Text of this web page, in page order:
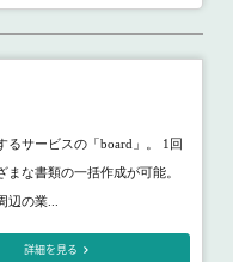
るサービスの「board」。 1回
な書類の一括作成が可能。
の業...
詳細を見る